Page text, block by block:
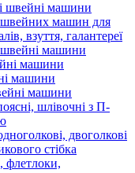
швейні машини
швейних машин для
взуття, галантереї
машини
машини
машини
машини
шлівочні з П-
двоголкові
стібка
флетлоки,